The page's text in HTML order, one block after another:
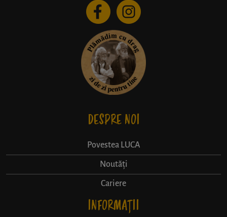
DESPRE NOI
Povestea LUCA
Noutăți
Cariere
INFORMAȚII